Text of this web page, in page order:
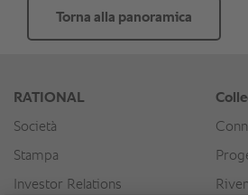
Torna alla panoramica